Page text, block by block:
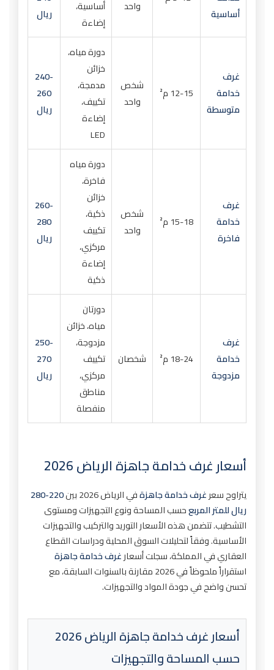
أساسية
واحد
أساسية،
إضاءة
ريال
غرف
خدامة
متوسطة
12-15 م²
شخص
واحد
دورة مياه،
خزائن
مدمجة،
تكييف،
إضاءة
LED
240-
260
ريال
غرف
خدامة
فاخرة
15-18 م²
شخص
واحد
دورة مياه
فاخرة،
خزائن
ذكية،
تكييف
مركزي،
إضاءة
ذكية
260-
280
ريال
غرف
خدامة
مزدوجة
18-24 م² شخصان
دورتان
مياه، خزائن
مزدوجة،
تكييف
مركزي،
مناطق
منفصلة
250-
270
ريال
أسعار غرف خدامة جاهزة الرياض 2026
يتراوح سعرغرف خدامة جاهزةفي الرياض 2026 بين
220-280
ريال للمتر المربعحسب المساحة ونوع التجهيزات ومستوى
التشطيب. تتضمن هذه الأسعار التوريد والتركيب والتجهيزات
الأساسية. وفقاً لتحليلات السوق المحلية ودراسات القطاع
العقاري في المملكة، سجلت أسعارغرف خدامة جاهزة
استقراراً ملحوظاً في 2026 مقارنة بالسنوات السابقة، مع
تحسن واضح في جودة المواد والتجهيزات.
أسعار غرف خدامة جاهزة الرياض 2026
حسب المساحة والتجهيزات